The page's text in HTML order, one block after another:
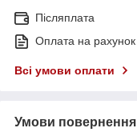
Післяплата
Оплата на рахунок
Всі умови оплати
Умови повернення